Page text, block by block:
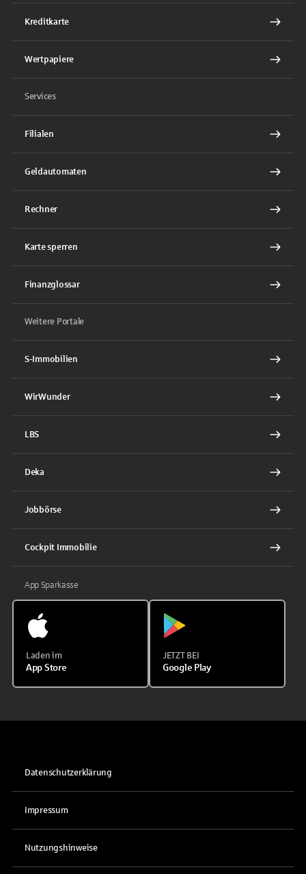
Kreditkarte
Wertpapiere
Services
Filialen
Geldautomaten
Rechner
Karte sperren
Finanzglossar
Weitere Portale
S-Immobilien
WirWunder
LBS
Deka
Jobbörse
Cockpit Immobilie
App Sparkasse
Laden im
App Store
JETZT BEI
Google Play
Datenschutzerklärung
Impressum
Nutzungshinweise